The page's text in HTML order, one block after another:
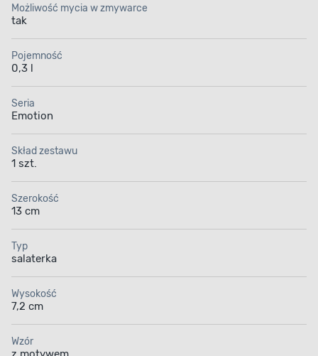
Możliwość mycia w zmywarce
tak
Pojemność
0,3 l
Seria
Emotion
Skład zestawu
1 szt.
Szerokość
13 cm
Typ
salaterka
Wysokość
7,2 cm
Wzór